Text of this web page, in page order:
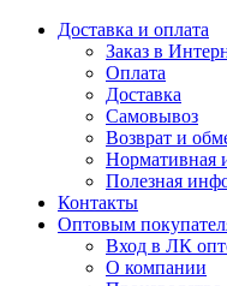
Доставка и оплата
Заказ в
Оплата
Доставка
Самовывоз
Возврат и
Нормативная
Полезная
Контакты
Оптовым
Вход в ЛК
О компании